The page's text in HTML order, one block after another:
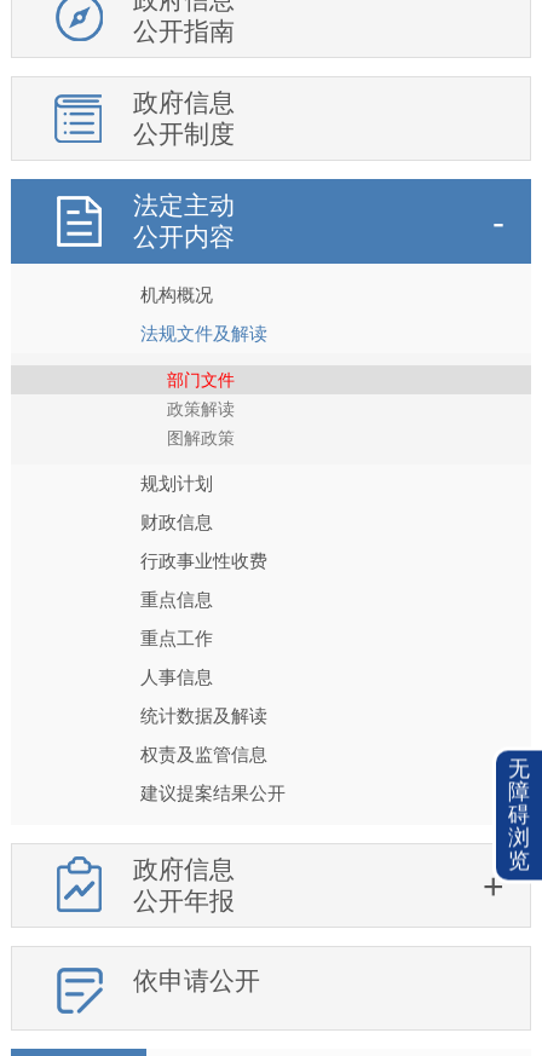
公开指南
政府信息
公开制度
法定主动
公开内容
机构概况
法规文件及解读
部门文件
政策解读
图解政策
规划计划
财政信息
行政事业性收费
重点信息
重点工作
人事信息
统计数据及解读
权责及监管信息
建议提案结果公开
政府信息
公开年报
依申请公开
无
障
碍
浏
览